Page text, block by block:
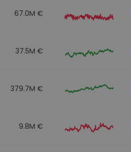
67.0M €
37.5M €
379.7M €
9.8M €